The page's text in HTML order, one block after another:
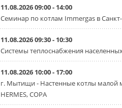
«РУСКЛИМАТ
собрал свыше
климатической
Организатором
производственный
ЦОД с
стойку
3 АВГУСТА 2026
11.08.2026 09:00 - 14:00
Семинар по котлам Immergas в
11.08.2026 09:30 - 10:30
Системы теплоснабжения
11.08.2026 10:00 - 17:00
г. Мытищи - Настенные котлы малой
HERMES, COPA